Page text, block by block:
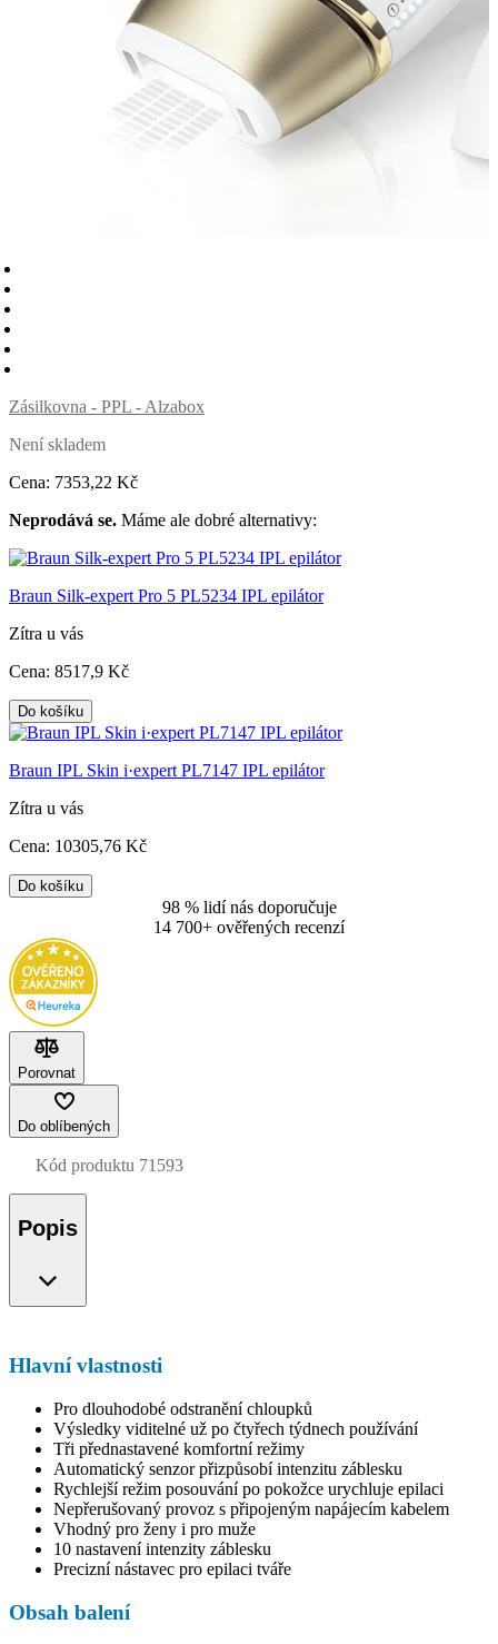
Zásilkovna - PPL - Alzabox
Není skladem
Cena: 7353,22 Kč
Neprodává se. Máme ale dobré alternativy:
Braun Silk-expert Pro 5 PL5234 IPL epilátor
Zítra u vás
Cena: 8517,9 Kč
Do košíku
Braun IPL Skin i·expert PL7147 IPL epilátor
Zítra u vás
Cena: 10305,76 Kč
Do košíku
98 % lidí nás doporučuje
14 700+ ověřených recenzí
Porovnat
Do oblíbených
Kód produktu 71593
Popis
Hlavní vlastnosti
Pro dlouhodobé odstranění chloupků
Výsledky viditelné už po čtyřech týdnech používání
Tři přednastavené komfortní režimy
Automatický senzor přizpůsobí intenzitu záblesku
Rychlejší režim posouvání po pokožce urychluje epilaci
Nepřerušovaný provoz s připojeným napájecím kabelem
Vhodný pro ženy i pro muže
10 nastavení intenzity záblesku
Precizní nástavec pro epilaci tváře
Obsah balení